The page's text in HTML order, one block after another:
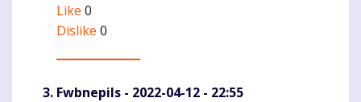
Like 0
Dislike 0
Fwbnepils - 2022-04-12 - 22:55